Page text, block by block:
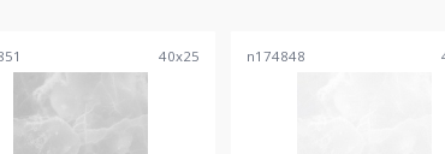
40x25 n174848